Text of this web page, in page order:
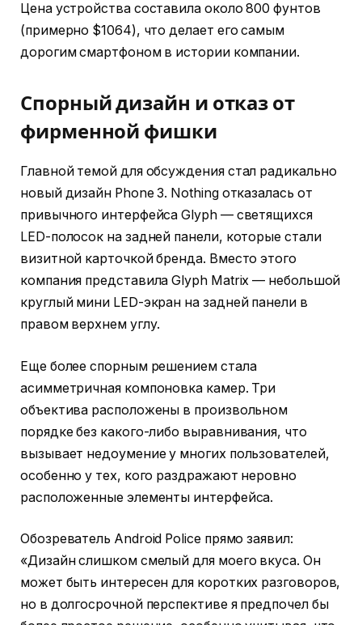
Цена устройства составила около 800 фунтов
(примерно $1064), что делает его самым
дорогим смартфоном в истории компании.
Спорный дизайн и отказ от
фирменной фишки
Главной темой для обсуждения стал радикально
новый дизайн Phone 3. Nothing отказалась от
привычного интерфейса Glyph — светящихся
LED-полосок на задней панели, которые стали
визитной карточкой бренда. Вместо этого
компания представила Glyph Matrix — небольшой
круглый мини LED-экран на задней панели в
правом верхнем углу.
Еще более спорным решением стала
асимметричная компоновка камер. Три
объектива расположены в произвольном
порядке без какого-либо выравнивания, что
вызывает недоумение у многих пользователей,
особенно у тех, кого раздражают неровно
расположенные элементы интерфейса.
Обозреватель Android Police прямо заявил:
«Дизайн слишком смелый для моего вкуса. Он
может быть интересен для коротких разговоров,
но в долгосрочной перспективе я предпочел бы